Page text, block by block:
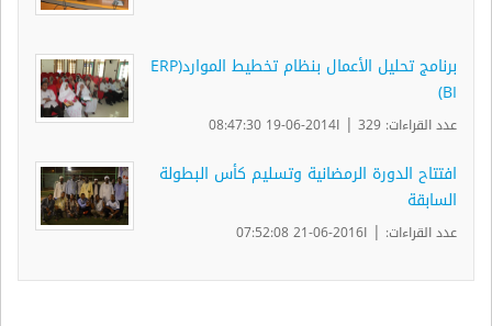
برنامج تحليل الأعمال بنظام تخطيط الموارد(ERP
BI)
عدد القراءات: 329 | ا2014-06-19 08:47:30
افتتاح الدورة الرمضانية وتسليم كأس البطولة
السابقة
عدد القراءات: | ا2016-06-21 07:52:08